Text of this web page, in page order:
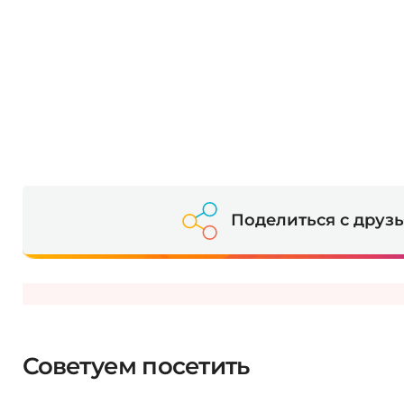
Поделиться с
Советуем посетить